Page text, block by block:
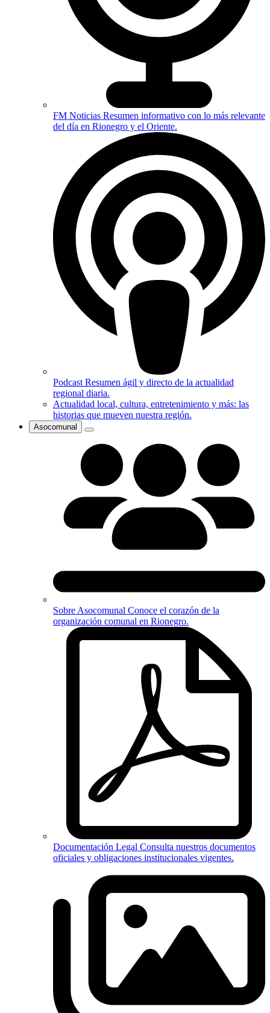
FM Noticias Resumen informativo con lo más relevante
del día en Rionegro y el Oriente.
Podcast Resumen ágil y directo de la actualidad
regional diaria.
Actualidad local, cultura, entretenimiento y más: las
historias que mueven nuestra región.
Asocomunal
Sobre Asocomunal Conoce el corazón de la
organización comunal en Rionegro.
Documentación Legal Consulta nuestros documentos
oficiales y obligaciones institucionales vigentes.